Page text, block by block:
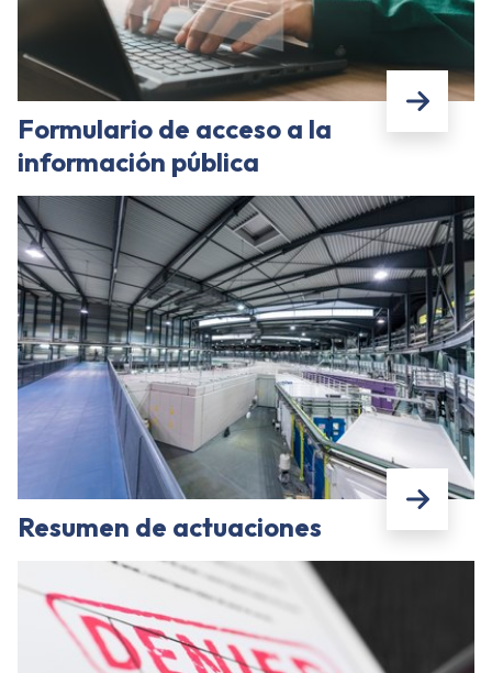
Formulario de acceso a la
información pública
Resumen de actuaciones